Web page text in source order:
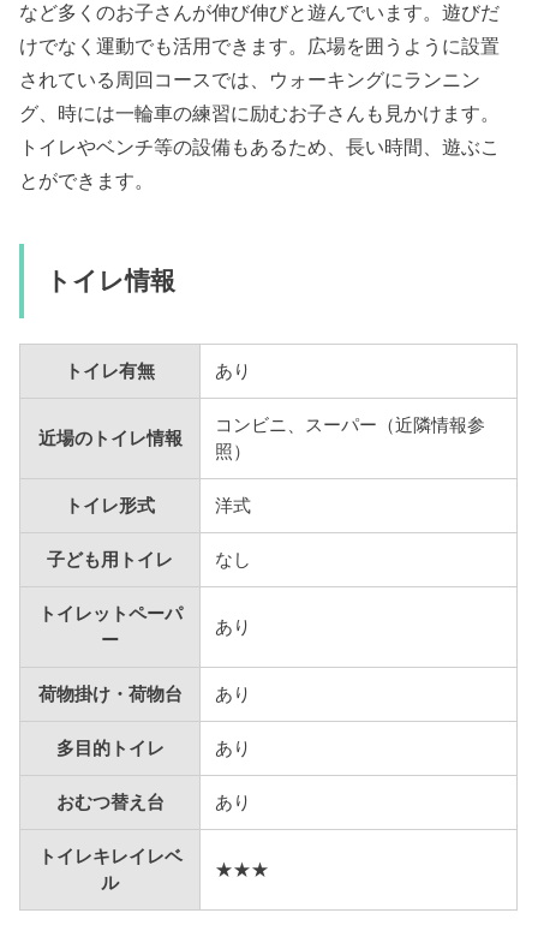
など多くのお子さんが伸び伸びと遊んでいます。遊びだ
けでなく運動でも活用できます。広場を囲うように設置
されている周回コースでは、ウォーキングにランニン
グ、時には一輪車の練習に励むお子さんも見かけます。
トイレやベンチ等の設備もあるため、長い時間、遊ぶこ
とができます。
トイレ情報
トイレ有無 あり
近場のトイレ情報
コンビニ、スーパー（近隣情報参
照）
トイレ形式 洋式
子ども用トイレ なし
トイレットペーパ
ー
あり
荷物掛け・荷物台 あり
多目的トイレ あり
おむつ替え台 あり
トイレキレイレベ
ル
★★★